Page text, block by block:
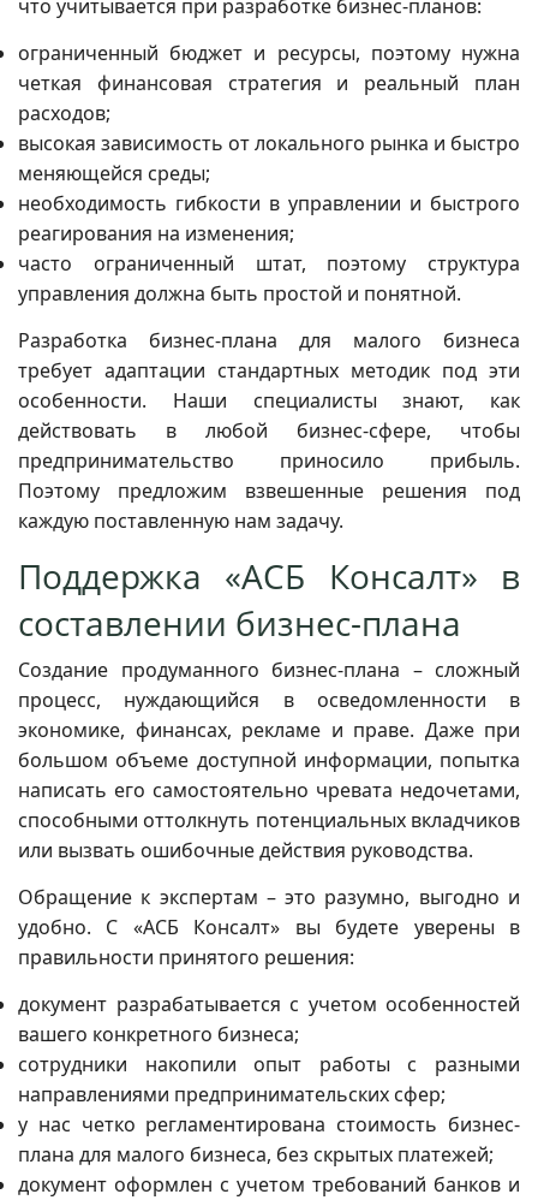
что учитывается при разработке бизнес-планов:
ограниченный бюджет и ресурсы, поэтому нужна
четкая финансовая стратегия и реальный план
расходов;
высокая зависимость от локального рынка и быстро
меняющейся среды;
необходимость гибкости в управлении и быстрого
реагирования на изменения;
часто ограниченный штат, поэтому структура
управления должна быть простой и понятной.
Разработка бизнес-плана для малого бизнеса
требует адаптации стандартных методик под эти
особенности. Наши специалисты знают, как
действовать в любой бизнес-сфере, чтобы
предпринимательство приносило прибыль.
Поэтому предложим взвешенные решения под
каждую поставленную нам задачу.
Поддержка «АСБ Консалт» в
составлении бизнес-плана
Создание продуманного бизнес-плана – сложный
процесс, нуждающийся в осведомленности в
экономике, финансах, рекламе и праве. Даже при
большом объеме доступной информации, попытка
написать его самостоятельно чревата недочетами,
способными оттолкнуть потенциальных вкладчиков
или вызвать ошибочные действия руководства.
Обращение к экспертам – это разумно, выгодно и
удобно. С «АСБ Консалт» вы будете уверены в
правильности принятого решения:
документ разрабатывается с учетом особенностей
вашего конкретного бизнеса;
сотрудники накопили опыт работы с разными
направлениями предпринимательских сфер;
у нас четко регламентирована стоимость бизнес-
плана для малого бизнеса, без скрытых платежей;
документ оформлен с учетом требований банков и